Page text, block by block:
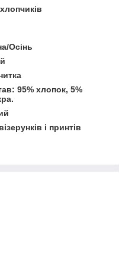
Осінь
95% хлопок, 5%
і принтів